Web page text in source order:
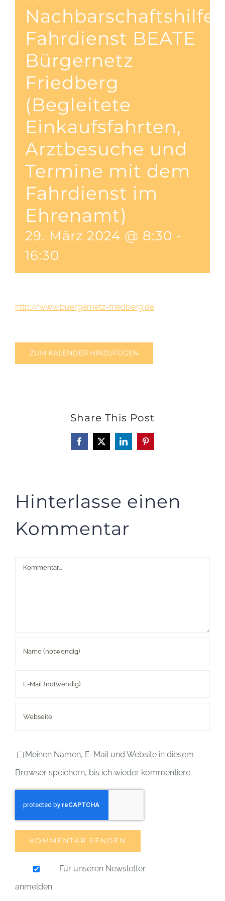
Nachbarschaftshilfe
Fahrdienst BEATE
Bürgernetz
Friedberg
(Begleitete
Einkaufsfahrten,
Arztbesuche und
Termine mit dem
Fahrdienst im
Ehrenamt)
29. März 2024 @ 8:30 -
16:30
http://www.buergernetz-friedberg.de
ZUM KALENDER HINZUFÜGEN
Share This Post
Facebook
X LinkedInPinterest
Hinterlasse einen
Kommentar
Kommentar
Meinen Namen, E-Mail und Website in diesem
Browser speichern, bis ich wieder kommentiere.
Für unseren Newsletter
anmelden